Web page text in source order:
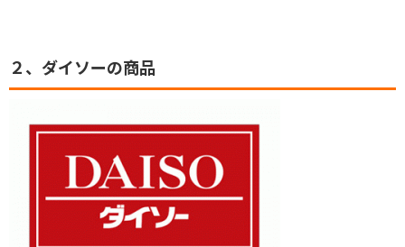
２、ダイソーの商品